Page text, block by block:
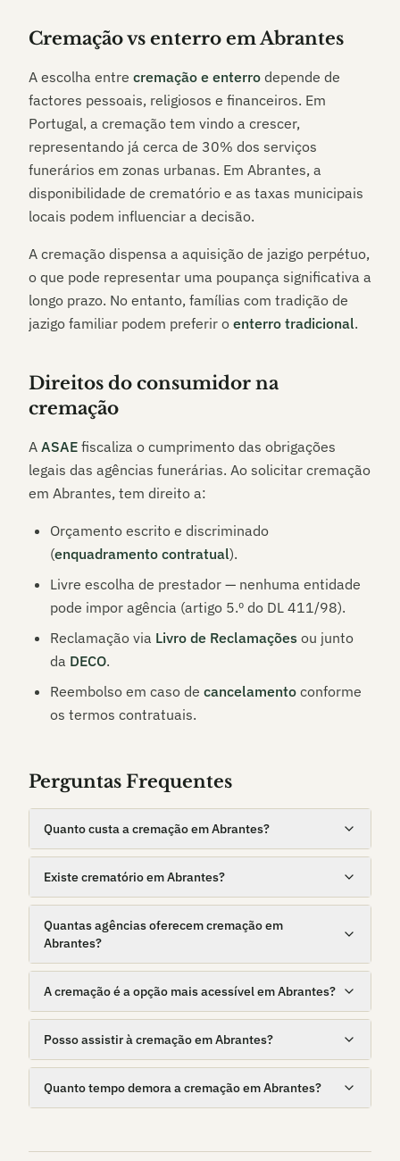
Cremação vs enterro emAbrantes
A escolha entre cremação e enterro depende de
factores pessoais, religiosos e financeiros. Em
Portugal, a cremação tem vindo a crescer,
representando já cerca de 30% dos serviços
funerários em zonas urbanas. Em Abrantes, a
disponibilidade de crematório e as taxas municipais
locais podem influenciar a decisão.
A cremação dispensa a aquisição de jazigo perpétuo,
o que pode representar uma poupança significativa a
longo prazo. No entanto, famílias com tradição de
jazigo familiar podem preferir o enterro tradicional.
Direitos do consumidor na
cremação
A ASAE fiscaliza o cumprimento das obrigações
legais das agências funerárias. Ao solicitar cremação
em Abrantes, tem direito a:
Orçamento escrito e discriminado
(enquadramento contratual).
Livre escolha de prestador — nenhuma entidade
pode impor agência (artigo 5.º do DL 411/98).
Reclamação via Livro de Reclamações ou junto
da DECO.
Reembolso em caso de cancelamento conforme
os termos contratuais.
Perguntas Frequentes
Quanto custa a cremação em Abrantes?
Existe crematório em Abrantes?
Quantas agências oferecem cremação em
Abrantes?
A cremação é a opção mais acessível em Abrantes?
Posso assistir à cremação em Abrantes?
Quanto tempo demora a cremação em Abrantes?